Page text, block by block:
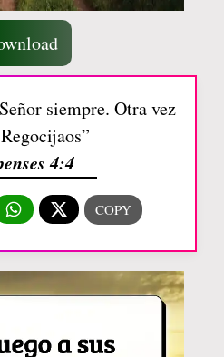
siempre. Otra vez
4:4